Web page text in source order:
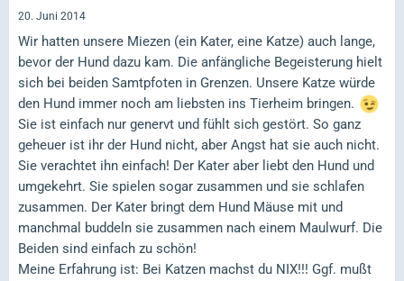
20. Juni 2014
Wir hatten unsere Miezen (ein Kater, eine Katze) auch lange,
bevor der Hund dazu kam. Die anfängliche Begeisterung hielt
sich bei beiden Samtpfoten in Grenzen. Unsere Katze würde
den Hund immer noch am liebsten ins Tierheim bringen.
Sie ist einfach nur genervt und fühlt sich gestört. So ganz
geheuer ist ihr der Hund nicht, aber Angst hat sie auch nicht.
Sie verachtet ihn einfach! Der Kater aber liebt den Hund und
umgekehrt. Sie spielen sogar zusammen und sie schlafen
zusammen. Der Kater bringt dem Hund Mäuse mit und
manchmal buddeln sie zusammen nach einem Maulwurf. Die
Beiden sind einfach zu schön!
Meine Erfahrung ist: Bei Katzen machst du NIX!!! Ggf. mußt